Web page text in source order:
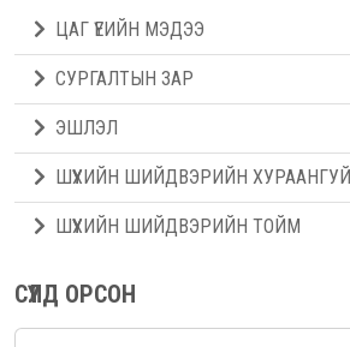
ЦАГ ҮЕИЙН МЭДЭЭ
СУРГАЛТЫН ЗАР
ЭШЛЭЛ
ШҮҮХИЙН ШИЙДВЭРИЙН ХУРААНГУЙ
ШҮҮХИЙН ШИЙДВЭРИЙН ТОЙМ
СҮҮЛД ОРСОН